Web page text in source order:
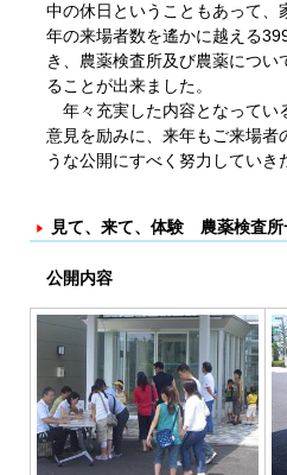
中の休日ということもあって、
年の来場者数を遙かに越える
き、農薬検査所及び農薬につい
ることが出来ました。
年々充実した内容となってい
意見を励みに、来年もご来場者
うな公開にすべく努力していき
見て、来て、体験 農薬検査所
公開内容